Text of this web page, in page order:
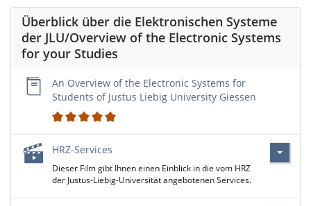
Überblick über die Elektronischen Systeme
der JLU/Overview of the Electronic Systems
for your Studies
An Overview of the Electronic Systems for
Students of Justus Liebig University Giessen
HRZ-Services
Dieser Film gibt Ihnen einen Einblick in die vom HRZ
der Justus-Liebig-Universität angebotenen Services.